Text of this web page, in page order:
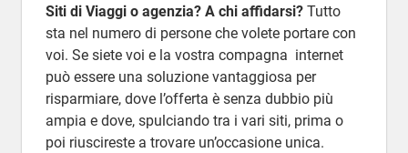
Siti di Viaggi o agenzia? A chi affidarsi?Tutto
sta nel numero di persone che volete portare con
voi. Se siete voi e la vostra compagna internet
può essere una soluzione vantaggiosa per
risparmiare, dove l’offerta è senza dubbio più
ampia e dove, spulciando tra i vari siti, prima o
poi riuscireste a trovare un’occasione unica.